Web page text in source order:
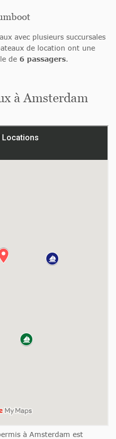
avec plusieurs succursales
de location ont une
de 6 passagers.
à Amsterdam
à Amsterdam est